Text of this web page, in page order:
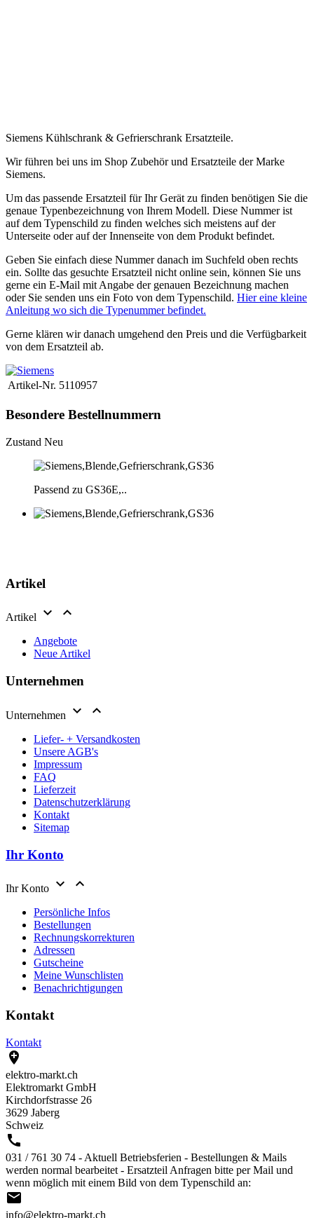
Siemens Kühlschrank & Gefrierschrank Ersatzteile.
Wir führen bei uns im Shop Zubehör und Ersatzteile der Marke
Siemens.
Um das passende Ersatzteil für Ihr Gerät zu finden benötigen Sie die
genaue Typenbezeichnung von Ihrem Modell. Diese Nummer ist
auf dem Typenschild zu finden welches sich meistens auf der
Unterseite oder auf der Innenseite von dem Produkt befindet.
Geben Sie einfach diese Nummer danach im Suchfeld oben rechts
ein. Sollte das gesuchte Ersatzteil nicht online sein, können Sie uns
gerne ein E-Mail mit Angabe der genauen Bezeichnung machen
oder Sie senden uns ein Foto von dem Typenschild. Hier eine kleine
Anleitung wo sich die Typenummer befindet.
Gerne klären wir danach umgehend den Preis und die Verfügbarkeit
von dem Ersatzteil ab.
Artikel-Nr. 5110957
Besondere Bestellnummern
Zustand Neu
Passend zu GS36E,..
Artikel
Artikel  
Angebote
Neue Artikel
Unternehmen
Unternehmen  
Liefer- + Versandkosten
Unsere AGB's
Impressum
FAQ
Lieferzeit
Datenschutzerklärung
Kontakt
Sitemap
Ihr Konto
Ihr Konto  
Persönliche Infos
Bestellungen
Rechnungskorrekturen
Adressen
Gutscheine
Meine Wunschlisten
Benachrichtigungen
Kontakt
Kontakt

elektro-markt.ch
Elektromarkt GmbH
Kirchdorfstrasse 26
3629 Jaberg
Schweiz

031 / 761 30 74 - Aktuell Betriebsferien - Bestellungen & Mails
werden normal bearbeitet - Ersatzteil Anfragen bitte per Mail und
wenn möglich mit einem Bild von dem Typenschild an:

info@elektro-markt.ch